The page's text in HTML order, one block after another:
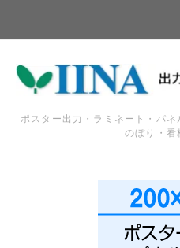
ポスター出力・ラミネート・パ
のぼり・看